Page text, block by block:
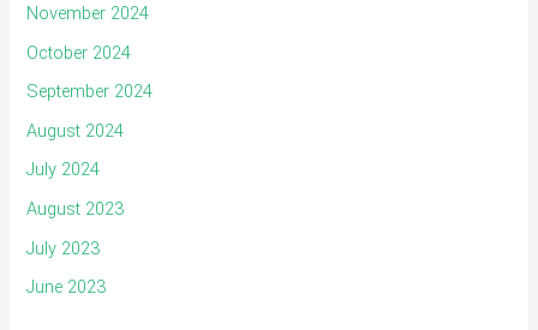
November 2024
October 2024
September 2024
August 2024
July 2024
August 2023
July 2023
June 2023